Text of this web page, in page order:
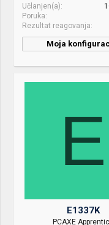
Učlanjen(a)
Poruka
Rezultat reagovanja
Moja
Name:
I5-
HP
HDD:
E
E1337K
PCAXE